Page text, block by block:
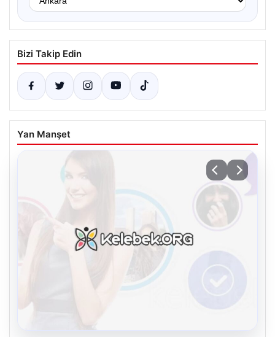
Bizi Takip Edin
Yan Manşet